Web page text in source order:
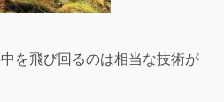
を飛び回るのは相当な技術が